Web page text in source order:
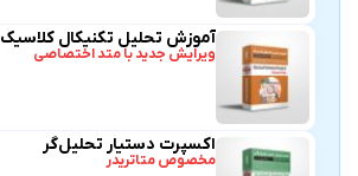
آموزش تحلیل تکنیکال کلاسیک
ویرایش جدید با متد اختصاصی
اکسپرت دستیار تحلیل‌گر
مخصوص متاتریدر